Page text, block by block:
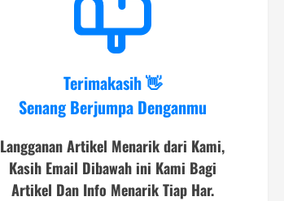
Terimakasih 👋
Senang Berjumpa Denganmu
Langganan Artikel Menarik dari Kami,
Kasih Email Dibawah ini Kami Bagi
Artikel Dan Info Menarik Tiap Har.